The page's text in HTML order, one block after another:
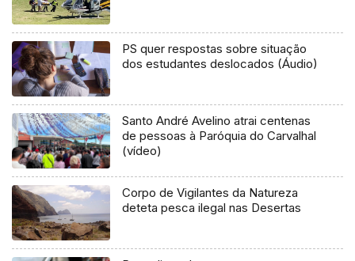
PS quer respostas sobre situação
dos estudantes deslocados (Áudio)
Santo André Avelino atrai centenas
de pessoas à Paróquia do Carvalhal
(vídeo)
Corpo de Vigilantes da Natureza
deteta pesca ilegal nas Desertas